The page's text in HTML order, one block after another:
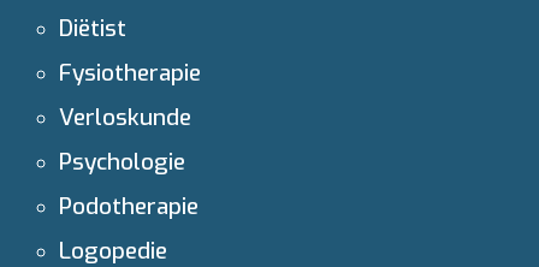
Diëtist
Fysiotherapie
Verloskunde
Psychologie
Podotherapie
Logopedie